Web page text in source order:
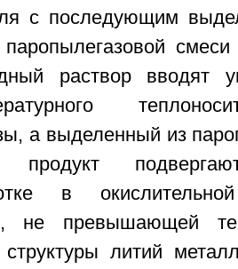
с последующим
паропылегазовой
раствор вводят
а выделенный из
продукт
в
не превышающей
литий